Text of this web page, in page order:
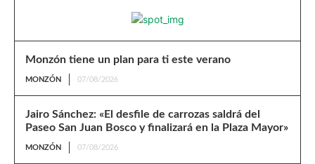
Monzón tiene un plan para ti este verano
MONZÓN 07/08/2026
Jairo Sánchez: «El desfile de carrozas saldrá del
Paseo San Juan Bosco y finalizará en la Plaza Mayor»
MONZÓN 07/08/2026